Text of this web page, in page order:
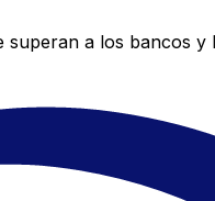
a los bancos y